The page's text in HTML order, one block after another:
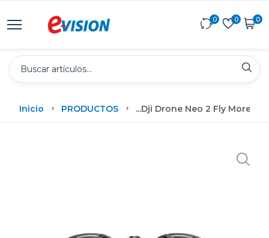
0 0 0
Inicio PRODUCTOS ...Dji Drone Neo 2 Fly More